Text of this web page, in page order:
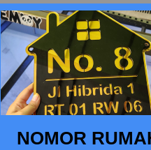
NOMOR